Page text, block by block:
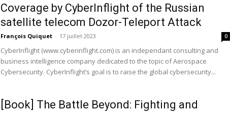
&
Coverage by CyberInflight of the Russian
satellite telecom Dozor-Teleport Attack
François Quiquet - 17 juillet 2023 0
CyberInflight (www.cyberinflight.com) is an independant consulting and
business intelligence company dedicated to the topic of Aerospace
Cybersecurity. CyberInflight’s goal is to raise the global cybersecurity...
[Book] The Battle Beyond: Fighting and